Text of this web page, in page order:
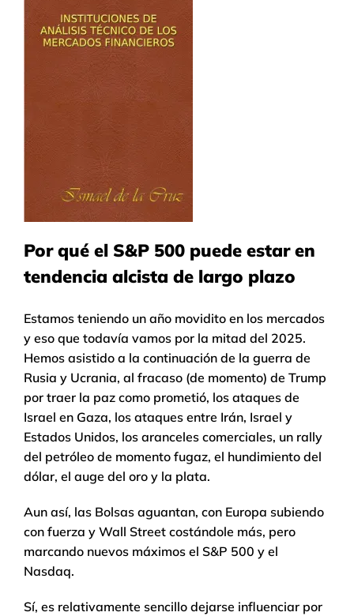
Por qué el S&P 500 puede estar en
tendencia alcista de largo plazo
Estamos teniendo un año movidito en los mercados
y eso que todavía vamos por la mitad del 2025.
Hemos asistido a la continuación de la guerra de
Rusia y Ucrania, al fracaso (de momento) de Trump
por traer la paz como prometió, los ataques de
Israel en Gaza, los ataques entre Irán, Israel y
Estados Unidos, los aranceles comerciales, un rally
del petróleo de momento fugaz, el hundimiento del
dólar, el auge del oro y la plata.
Aun así, las Bolsas aguantan, con Europa subiendo
con fuerza y Wall Street costándole más, pero
marcando nuevos máximos el S&P 500 y el
Nasdaq.
Sí, es relativamente sencillo dejarse influenciar por